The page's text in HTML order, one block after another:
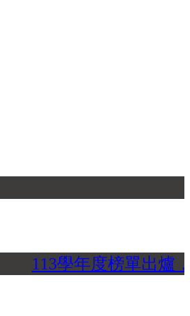
113學年度榜單出爐，